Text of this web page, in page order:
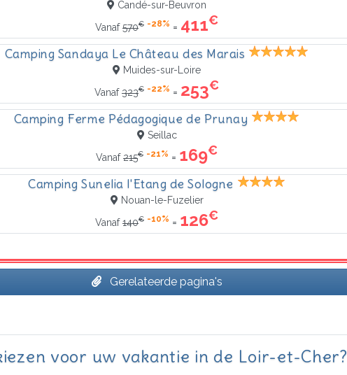
Candé-sur-Beuvron
Vanaf570€ -28% = 411€
Camping Sandaya Le Château des Marais
Muides-sur-Loire
Vanaf323€ -22% = 253€
Camping Ferme Pédagogique de Prunay
Seillac
Vanaf215€ -21% = 169€
Camping Sunelia l'Etang de Sologne
Nouan-le-Fuzelier
Vanaf140€ -10% = 126€
Gerelateerde pagina's
voor uw vakantie in de Loir-et-Cher?